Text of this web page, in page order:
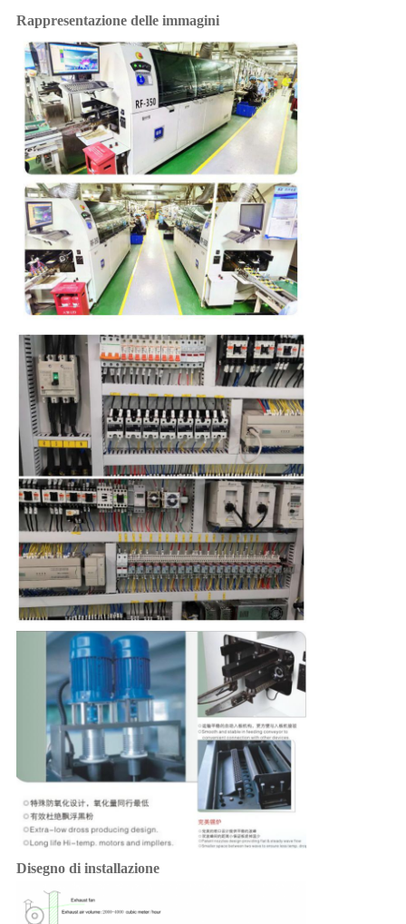
Rappresentazione delle immagini
Disegno di installazione